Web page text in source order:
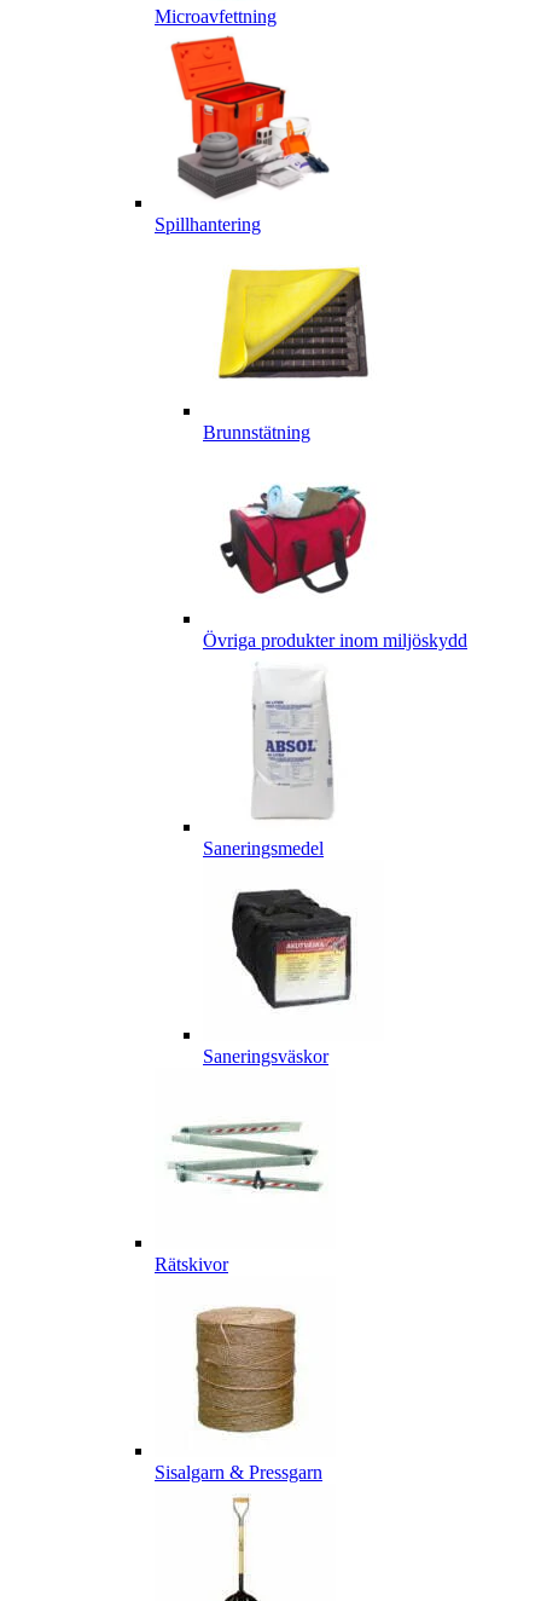
Microavfettning
Spillhantering
Brunnstätning
Övriga produkter inom miljöskydd
Saneringsmedel
Saneringsväskor
Rätskivor
Sisalgarn & Pressgarn